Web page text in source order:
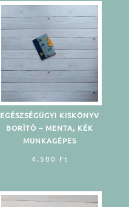
EGÉSZSÉGÜGYI KISKÖNYV
BORÌTÒ – MENTA, KÉK
MUNKAGÉPES
4.500 Ft